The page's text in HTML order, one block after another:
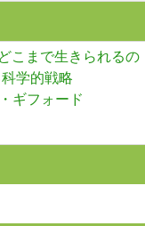
こまで生きられるの
学的戦略
ギフォード